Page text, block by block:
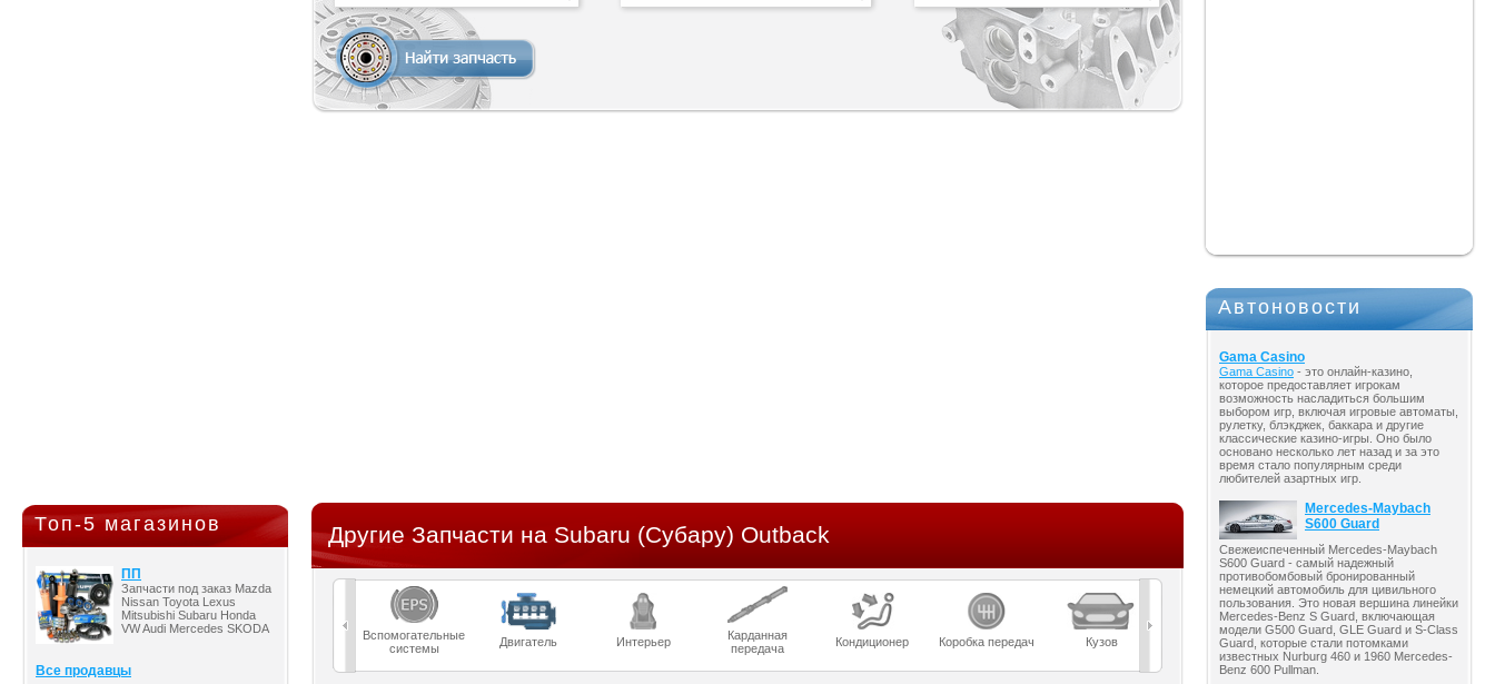
Топ-5 магазинов
ПП
Запчасти под заказ Mazda
Nissan Toyota Lexus
Mitsubishi Subaru Honda
VW Audi Mercedes SKODA
Все продавцы
Другие Запчасти на Subaru (Субару) Outback
Вспомогательные
системы
Двигатель Интерьер
Карданная
передача
Кондиционер Коробка передач Кузов Масла Мост
Автоновости
Gama Casino
Gama Casino - это онлайн-казино,
которое предоставляет игрокам
возможность насладиться большим
выбором игр, включая игровые автоматы,
рулетку, блэкджек, баккара и другие
классические казино-игры. Оно было
основано несколько лет назад и за это
время стало популярным среди
любителей азартных игр.
Mercedes-Maybach
S600 Guard
Свежеиспеченный Mercedes-Maybach
S600 Guard - самый надежный
противобомбовый бронированный
немецкий автомобиль для цивильного
пользования. Это новая вершина линейки
Mercedes-Benz S Guard, включающая
модели G500 Guard, GLE Guard и S-Class
Guard, которые стали потомками
известных Nurburg 460 и 1960 Mercedes-
Benz 600 Pullman.